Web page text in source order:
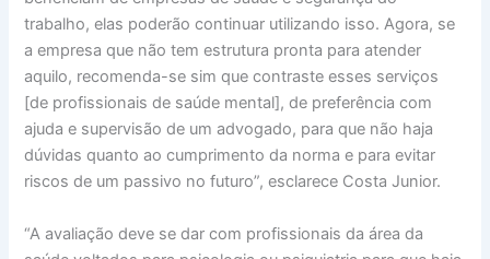
trabalho, elas poderão continuar utilizando isso. Agora, se
a empresa que não tem estrutura pronta para atender
aquilo, recomenda-se sim que contraste esses serviços
[de profissionais de saúde mental], de preferência com
ajuda e supervisão de um advogado, para que não haja
dúvidas quanto ao cumprimento da norma e para evitar
riscos de um passivo no futuro”, esclarece Costa Junior.
“A avaliação deve se dar com profissionais da área da